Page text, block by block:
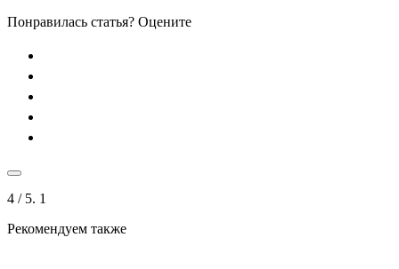
Понравилась статья? Оцените
4 / 5. 1
Рекомендуем также